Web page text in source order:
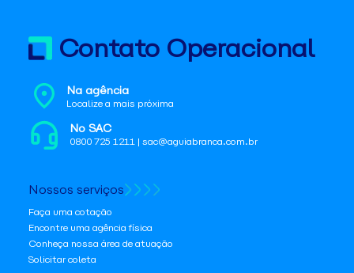
Contato Operacional
Na agência
Localize a mais próxima
No SAC
0800 725 1211 | sac@aguiabranca.com.br
Nossos serviços
Faça uma cotação
Encontre uma agência física
Conheça nossa área de atuação
Solicitar coleta